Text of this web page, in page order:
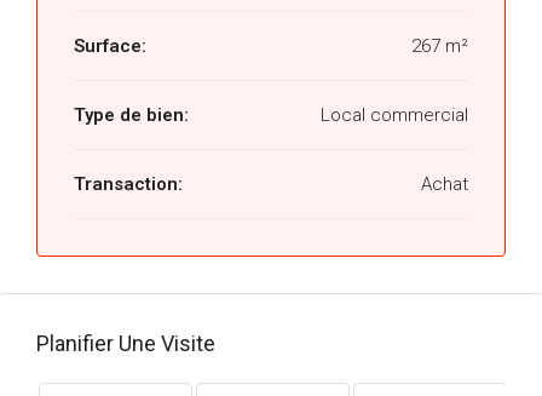
Surface: 267 m²
Type de bien: Local commercial
Transaction: Achat
Planifier Une Visite